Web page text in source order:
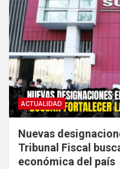
ACTUALIDAD
Nuevas
Tribunal Fiscal
económica del país